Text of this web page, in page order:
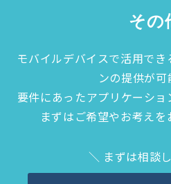
その
モバイルデバイスで活用で
ンの提供が可
要件にあったアプリケーショ
まずはご希望やお考えを
＼ まずは相談